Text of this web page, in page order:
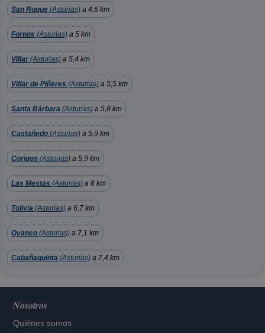
San Roque (Asturias) a 4,6 km
Fornos (Asturias) a 5 km
Villar (Asturias) a 5,4 km
Villar de Piñeres (Asturias) a 5,5 km
Santa Bárbara (Asturias) a 5,8 km
Castañedo (Asturias) a 5,9 km
Corigos (Asturias) a 5,9 km
Las Mestas (Asturias) a 6 km
Tolivia (Asturias) a 6,7 km
Oyanco (Asturias) a 7,1 km
Cabañaquinta (Asturias) a 7,4 km
Nosotros
Quiénes somos